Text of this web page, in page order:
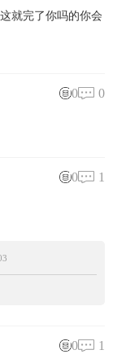
就完了你吗的你会
0 0
0 1
0 1